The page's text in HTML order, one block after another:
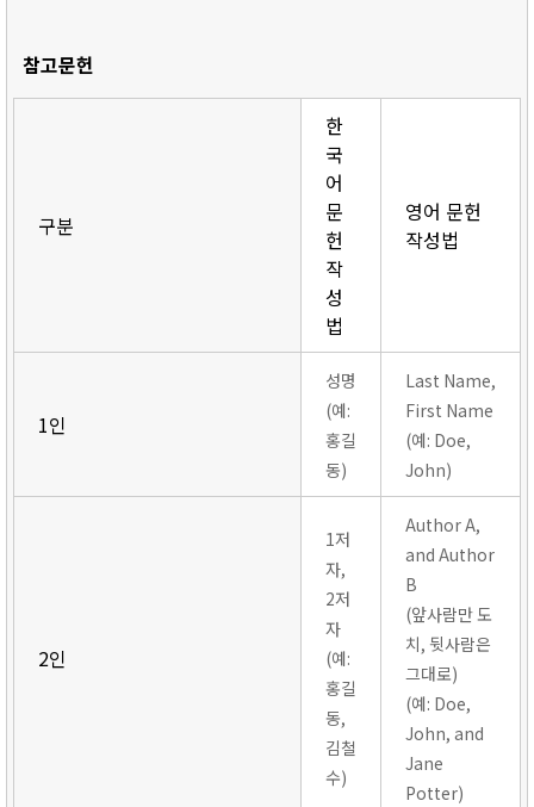
참고문헌
구분
한
국
어
문
헌
작
성
법
영어 문헌
작성법
1인
성명
(예:
홍길
동)
Last Name,
First Name
(예: Doe,
John)
2인
1저
자,
2저
자
(예:
홍길
동,
김철
수)
Author A,
and Author
B
(앞사람만 도
치, 뒷사람은
그대로)
(예: Doe,
John, and
Jane
Potter)